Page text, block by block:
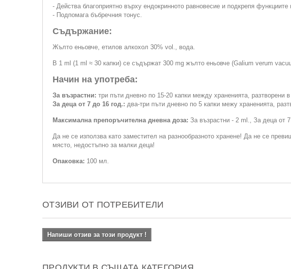
- Действа благоприятно върху ендокринното равновесие и подкрепя
- Подпомага бъбречния тонус.
Съдържание:
Жълто еньовче, етилов алкохол 30% vol., вода.
В 1 ml (1 ml ≈ 30 капки) се съдържат 300 mg жълто еньовче (Galium verum
Начин на употреба:
За възрастни: три пъти дневно по 15-20 капки между храненията, разтворени
За деца от 7 до 16 год.: два-три пъти дневно по 5 капки межу храненията,
Максимална препоръчителна дневна доза: За възрастни - 2 ml., За деца от
Да не се използва като заместител на разнообразното хранене! Да не се
място, недостъпно за малки деца!
Опаковка: 100 мл.
ОТЗИВИ ОТ ПОТРЕБИТЕЛИ
Напиши отзив за този продукт !